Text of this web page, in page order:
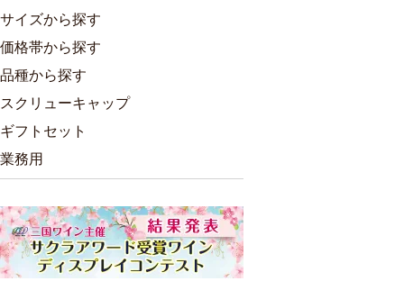
サイズから探す
価格帯から探す
品種から探す
スクリューキャップ
ギフトセット
業務用